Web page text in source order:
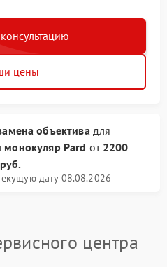
цены
объективадля
Pard от 2200
руб.
дату 08.08.2026
центра